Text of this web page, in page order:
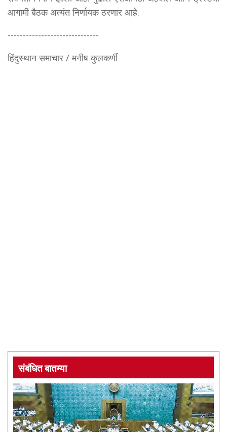
आगामी बैठक अत्यंत निर्णायक ठरणार आहे.
------------------------------
हिंदुस्थान समाचार / मनीष कुलकर्णी
संबंधित बातम्या